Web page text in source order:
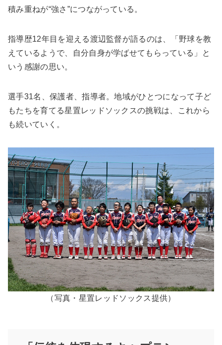
積み重ねが“強さ”につながっている。
指導歴12年目を迎える渡辺監督が語るのは、「野球を教
えているようで、自分自身が学ばせてもらっている」と
いう感謝の思い。
選手31名、保護者、指導者。地域がひとつになって子ど
もたちを育てる星置レッドソックスの挑戦は、これから
も続いていく。
（写真・星置レッドソックス提供）